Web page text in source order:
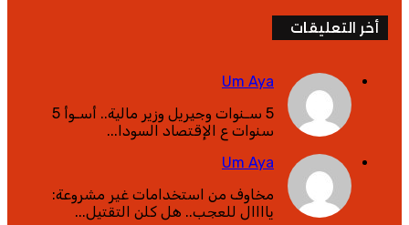
أخر التعليقات
Um Aya
5 سـنوات وجيريل وزير مالية.. أسـوأ 5
سنوات ع الإقتصاد السودا...
Um Aya
مخاوف من استخدامات غير مشروعة:
ياااال للعجب.. هل كلن التقتيل...